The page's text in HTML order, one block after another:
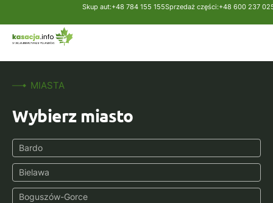
Skup aut:+48 784 155 155Sprzedaż części:+48 600 237
Strona główna Części samochodowe Dostawcze i
Turbosprężarki
MIASTA
Wybierz miasto
Bardo
Bielawa
Boguszów-Gorce